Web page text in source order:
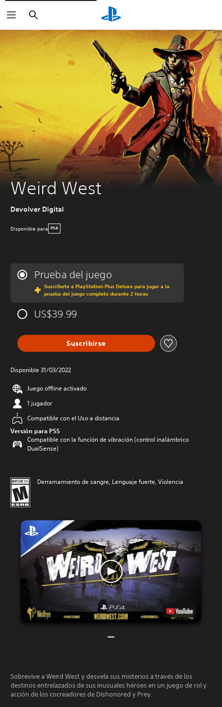
Buscar
Weird West
Devolver Digital
Disponible para PS4
Prueba del juego
Suscríbete a PlayStation Plus Deluxe para jugar a la
prueba del juego completo durante 2 horas
US$39.99
Suscribirse
Disponible 31/03/2022
Juego offline activado
1 jugador
Compatible con el Uso a distancia
Versión para PS5
Compatible con la función de vibración (control inalámbrico
DualSense)
Derramamiento de sangre, Lenguaje fuerte, Violencia
Sobrevive a Weird West y desvela sus misterios a través de los
destinos entrelazados de sus inusuales héroes en un juego de rol y
acción de los cocreadores de Dishonored y Prey.